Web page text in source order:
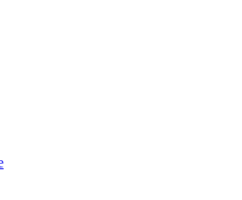
Dülken